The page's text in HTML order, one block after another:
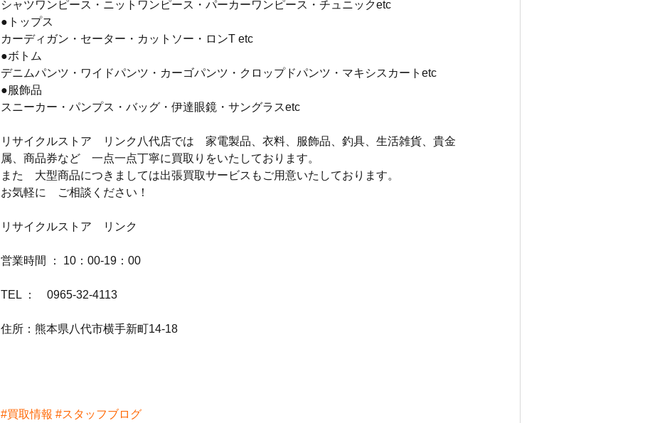
シャツワンピース・ニットワンピース・パーカーワンピース・チュニックetc
●トップス
カーディガン・セーター・カットソー・ロンT etc
●ボトム
デニムパンツ・ワイドパンツ・カーゴパンツ・クロップドパンツ・マキシスカートetc
●服飾品
スニーカー・パンプス・バッグ・伊達眼鏡・サングラスetc
リサイクルストア　リンク八代店では　家電製品、衣料、服飾品、釣具、生活雑貨、貴金
属、商品券など　一点一点丁寧に買取りをいたしております。
また　大型商品につきましては出張買取サービスもご用意いたしております。
お気軽に　ご相談ください！
リサイクルストア　リンク
営業時間 ： 10：00-19：00
TEL ：　0965-32-4113
住所：熊本県八代市横手新町14-18
#買取情報 #スタッフブログ